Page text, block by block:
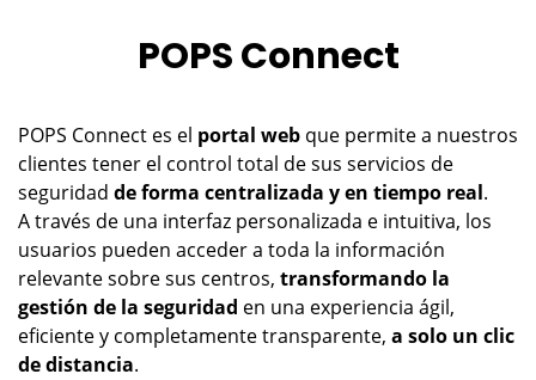
POPS Connect
POPS Connect es el portal web que permite a nuestros
clientes tener el control total de sus servicios de
seguridad de forma centralizada y en tiempo real.
A través de una interfaz personalizada e intuitiva, los
usuarios pueden acceder a toda la información
relevante sobre sus centros, transformando la
gestión de la seguridad en una experiencia ágil,
eficiente y completamente transparente, a solo un clic
de distancia.